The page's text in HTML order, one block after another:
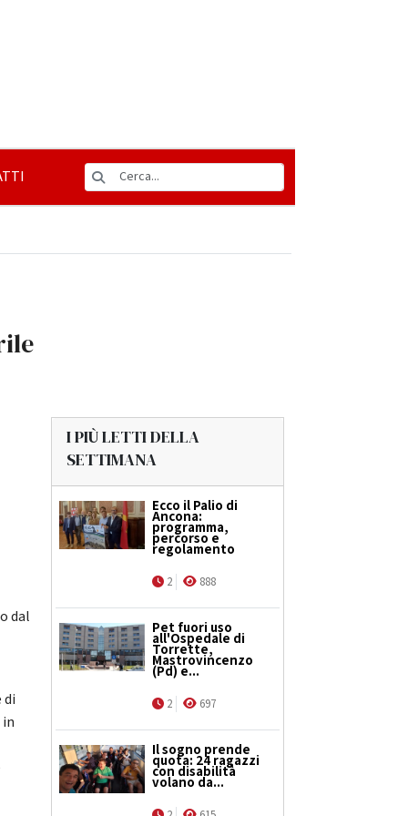
dal
di
I PIÙ LETTI DELLA
SETTIMANA
Ecco il Palio di
Ancona:
programma,
percorso e
regolamento
2 888
Pet fuori uso
all'Ospedale di
Torrette,
Mastrovincenzo
(Pd) e...
2 697
Il sogno prende
quota: 24 ragazzi
con disabilità
volano da...